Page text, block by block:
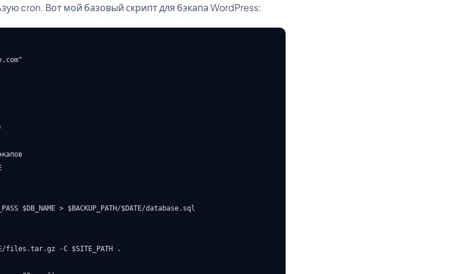
cron. Вот мой базовый скрипт для бэкапа WordPress:
$DB_NAME > $BACKUP_PATH/$DATE/database.sql
files.tar.gz -C $SITE_PATH .